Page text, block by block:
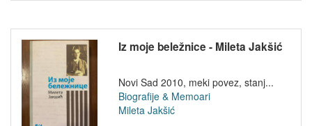
Iz moje beležnice - Mileta Jakšić
Novi Sad 2010, meki povez, stanj...
Biografije & Memoari
Mileta Jakšić